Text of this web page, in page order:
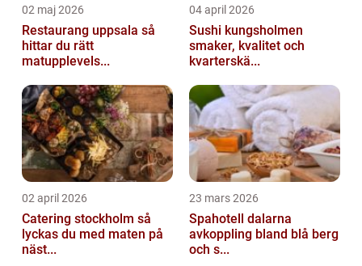
02 maj 2026
Restaurang uppsala så
hittar du rätt
matupplevels...
04 april 2026
Sushi kungsholmen
smaker, kvalitet och
kvarterskä...
02 april 2026
Catering stockholm så
lyckas du med maten på
näst...
23 mars 2026
Spahotell dalarna
avkoppling bland blå berg
och s...